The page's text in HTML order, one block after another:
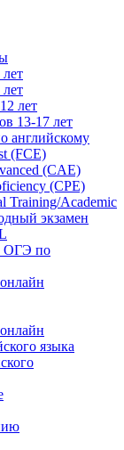
лет
13-17 лет
английскому
(FCE)
(CAE)
(CPE)
Training/Academic
экзамен
ОГЭ по
языка